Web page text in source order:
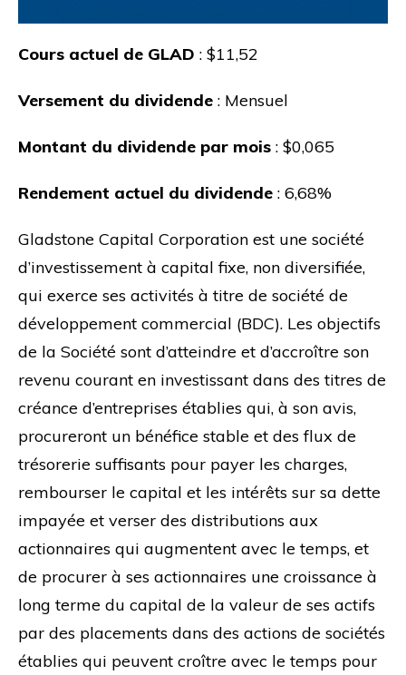
Cours actuel de GLAD : $11,52
Versement du dividende : Mensuel
Montant du dividende par mois : $0,065
Rendement actuel du dividende : 6,68%
Gladstone Capital Corporation est une société
d’investissement à capital fixe, non diversifiée,
qui exerce ses activités à titre de société de
développement commercial (BDC). Les objectifs
de la Société sont d’atteindre et d’accroître son
revenu courant en investissant dans des titres de
créance d’entreprises établies qui, à son avis,
procureront un bénéfice stable et des flux de
trésorerie suffisants pour payer les charges,
rembourser le capital et les intérêts sur sa dette
impayée et verser des distributions aux
actionnaires qui augmentent avec le temps, et
de procurer à ses actionnaires une croissance à
long terme du capital de la valeur de ses actifs
par des placements dans des actions de sociétés
établies qui peuvent croître avec le temps pour